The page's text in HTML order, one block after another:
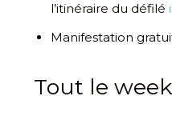
l’itinéraire du défilé
Manifestation
Tout le